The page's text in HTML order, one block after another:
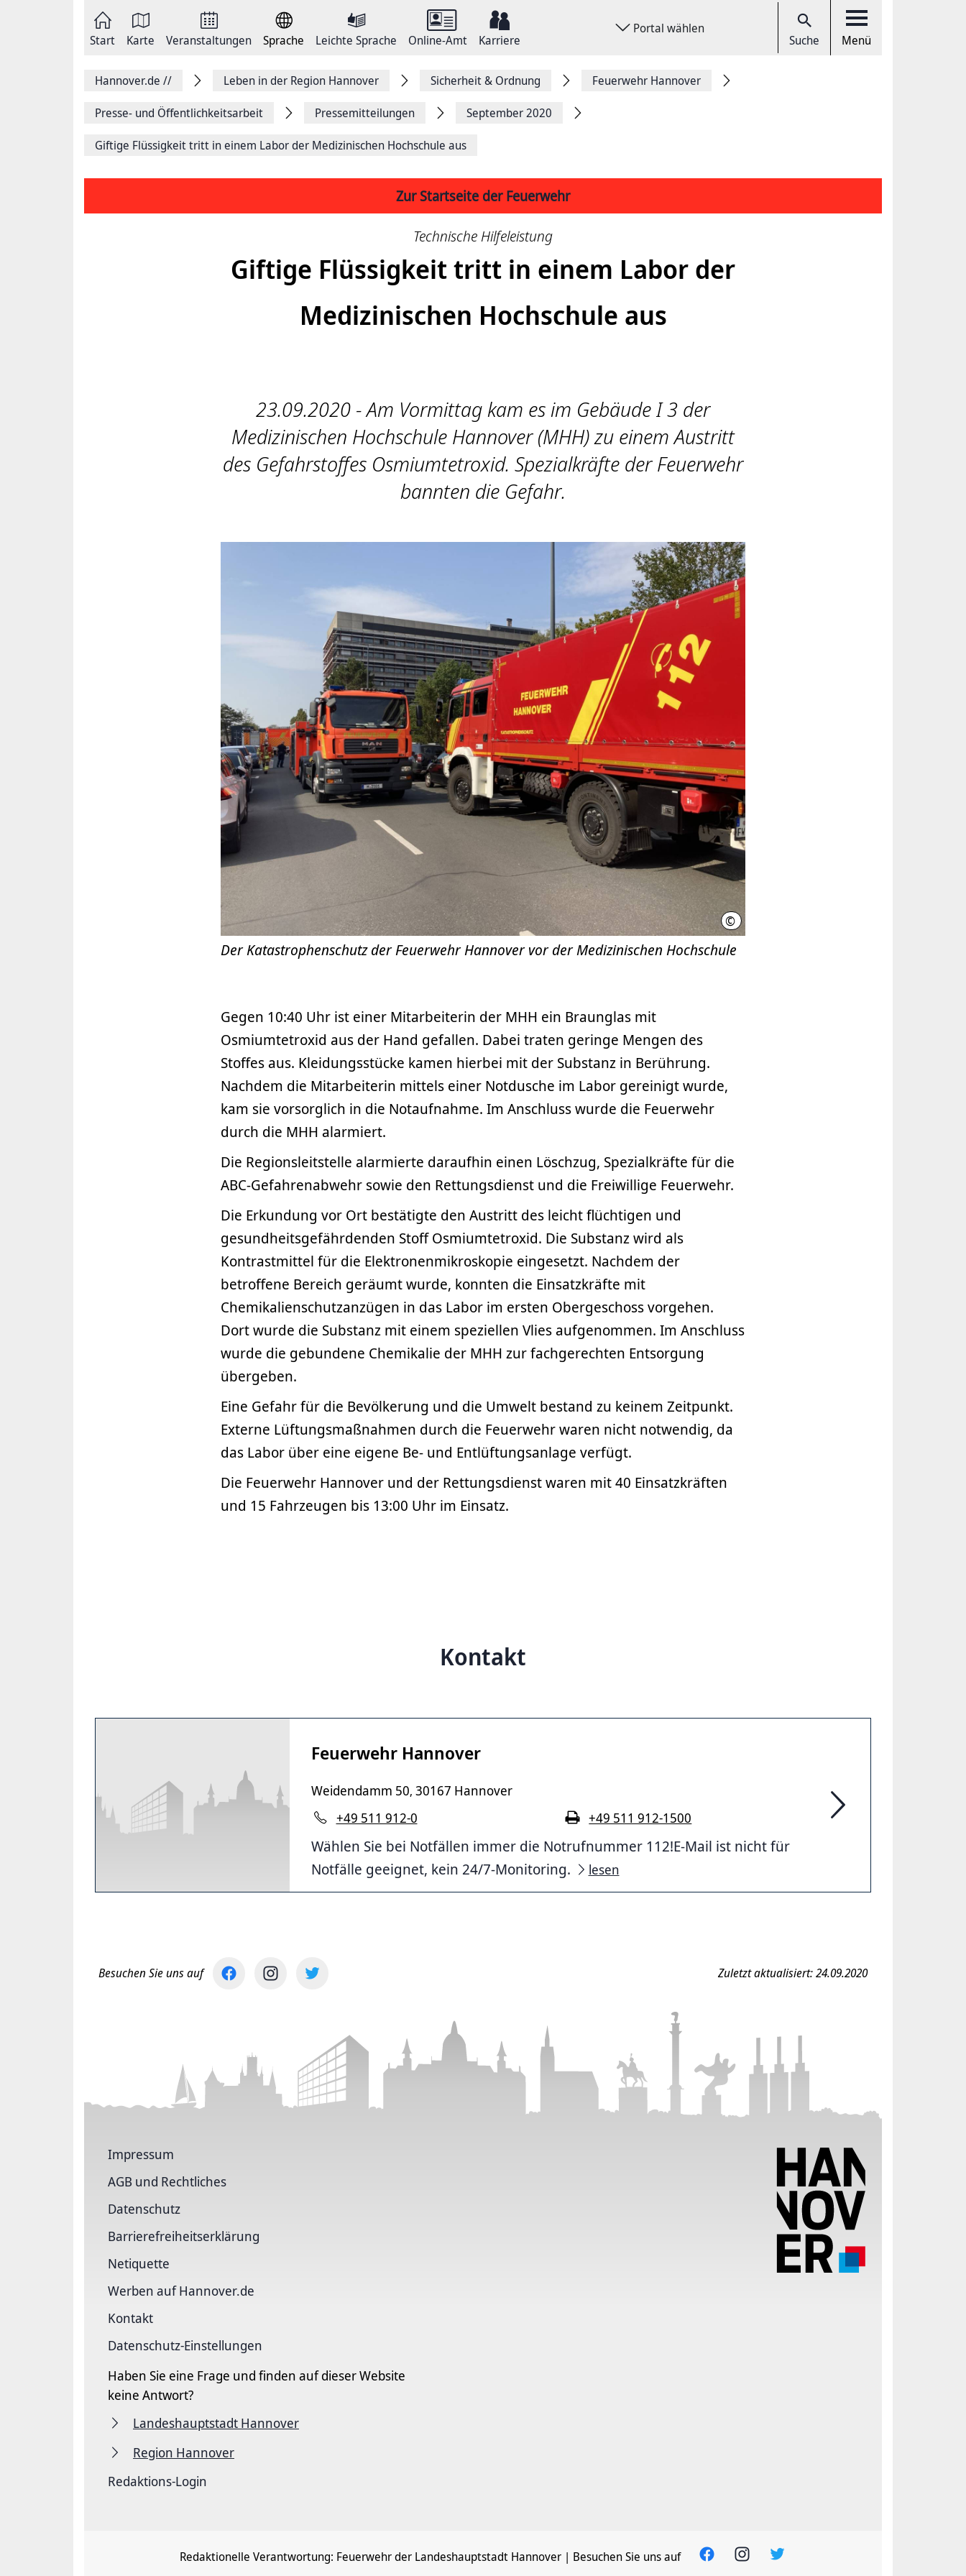
Start Karte Veranstaltungen Sprache Leichte Sprache Online-Amt Karriere
Portal wählen
Suche Menü
Hannover.de // Leben in der Region Hannover Sicherheit & Ordnung Feuerwehr Hannover
Presse- und Öffentlichkeitsarbeit Pressemitteilungen September 2020
Giftige Flüssigkeit tritt in einem Labor der Medizinischen Hochschule aus
Zur Startseite der Feuerwehr
Technische Hilfeleistung
Giftige Flüssigkeit tritt in einem Labor der
Medizinischen Hochschule aus
23.09.2020 - Am Vormittag kam es im Gebäude I 3 der
Medizinischen Hochschule Hannover (MHH) zu einem Austritt
des Gefahrstoffes Osmiumtetroxid. Spezialkräfte der Feuerwehr
bannten die Gefahr.
© Feuerwehr Hannover
Der Katastrophenschutz der Feuerwehr Hannover vor der Medizinischen Hochschule
Gegen 10:40 Uhr ist einer Mitarbeiterin der MHH ein Braunglas mit
Osmiumtetroxid aus der Hand gefallen. Dabei traten geringe Mengen des
Stoffes aus. Kleidungsstücke kamen hierbei mit der Substanz in Berührung.
Nachdem die Mitarbeiterin mittels einer Notdusche im Labor gereinigt wurde,
kam sie vorsorglich in die Notaufnahme. Im Anschluss wurde die Feuerwehr
durch die MHH alarmiert.
Die Regionsleitstelle alarmierte daraufhin einen Löschzug, Spezialkräfte für die
ABC-Gefahrenabwehr sowie den Rettungsdienst und die Freiwillige Feuerwehr.
Die Erkundung vor Ort bestätigte den Austritt des leicht flüchtigen und
gesundheitsgefährdenden Stoff Osmiumtetroxid. Die Substanz wird als
Kontrastmittel für die Elektronenmikroskopie eingesetzt. Nachdem der
betroffene Bereich geräumt wurde, konnten die Einsatzkräfte mit
Chemikalienschutzanzügen in das Labor im ersten Obergeschoss vorgehen.
Dort wurde die Substanz mit einem speziellen Vlies aufgenommen. Im Anschluss
wurde die gebundene Chemikalie der MHH zur fachgerechten Entsorgung
übergeben.
Eine Gefahr für die Bevölkerung und die Umwelt bestand zu keinem Zeitpunkt.
Externe Lüftungsmaßnahmen durch die Feuerwehr waren nicht notwendig, da
das Labor über eine eigene Be- und Entlüftungsanlage verfügt.
Die Feuerwehr Hannover und der Rettungsdienst waren mit 40 Einsatzkräften
und 15 Fahrzeugen bis 13:00 Uhr im Einsatz.
Kontakt
Feuerwehr Hannover
Weidendamm 50, 30167 Hannover
+49 511 912-0
+49 511 912-1500
Wählen Sie bei Notfällen immer die Notrufnummer 112!E-Mail ist nicht für
Notfälle geeignet, kein 24/7-Monitoring.
lesen
Besuchen Sie uns auf Zuletzt aktualisiert: 24.09.2020
Impressum
AGB und Rechtliches
Datenschutz
Barriere­freiheits­erklärung
Netiquette
Werben auf Hannover.de
Kontakt
Datenschutz-Einstellungen
Haben Sie eine Frage und finden auf dieser Website
keine Antwort?
Landeshauptstadt Hannover
Region Hannover
Redaktions-Login
Redaktionelle Verantwortung: Feuerwehr der Landeshauptstadt Hannover | Besuchen Sie uns auf